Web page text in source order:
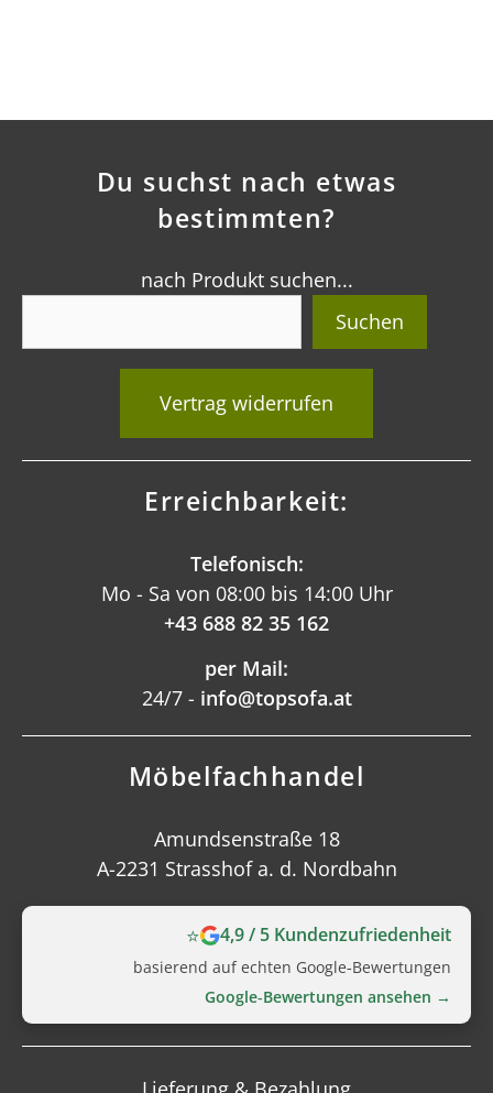
Du suchst nach etwas
bestimmten?
nach Produkt suchen...
Suchen
Vertrag widerrufen
Erreichbarkeit:
Telefonisch:
Mo - Sa von 08:00 bis 14:00 Uhr
+43 688 82 35 162
per Mail:
24/7 - info@topsofa.at
Möbelfachhandel
Amundsenstraße 18
A-2231 Strasshof a. d. Nordbahn
⭐ 4,9 / 5 Kundenzufriedenheit
basierend auf echten Google‑Bewertungen
Google‑Bewertungen ansehen →